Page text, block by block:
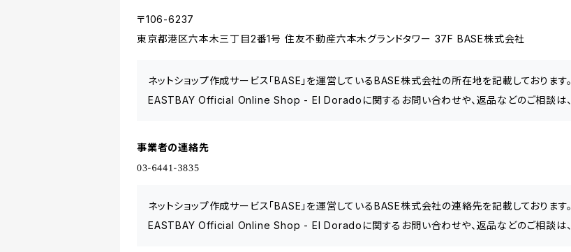
〒106-6237
東京都港区六本木三丁目2番1号 住友不動産六本木グランドタワー 37F BASE株式会社
ネットショップ作成サービス「BASE」を運営しているBASE株式会社の所在地を記載しております。
EASTBAY Official Online Shop - El Doradoに関するお問い合わせや、返品などのご相談は、
事業者の連絡先
ネットショップ作成サービス「BASE」を運営しているBASE株式会社の連絡先を記載しております。
EASTBAY Official Online Shop - El Doradoに関するお問い合わせや、返品などのご相談は、